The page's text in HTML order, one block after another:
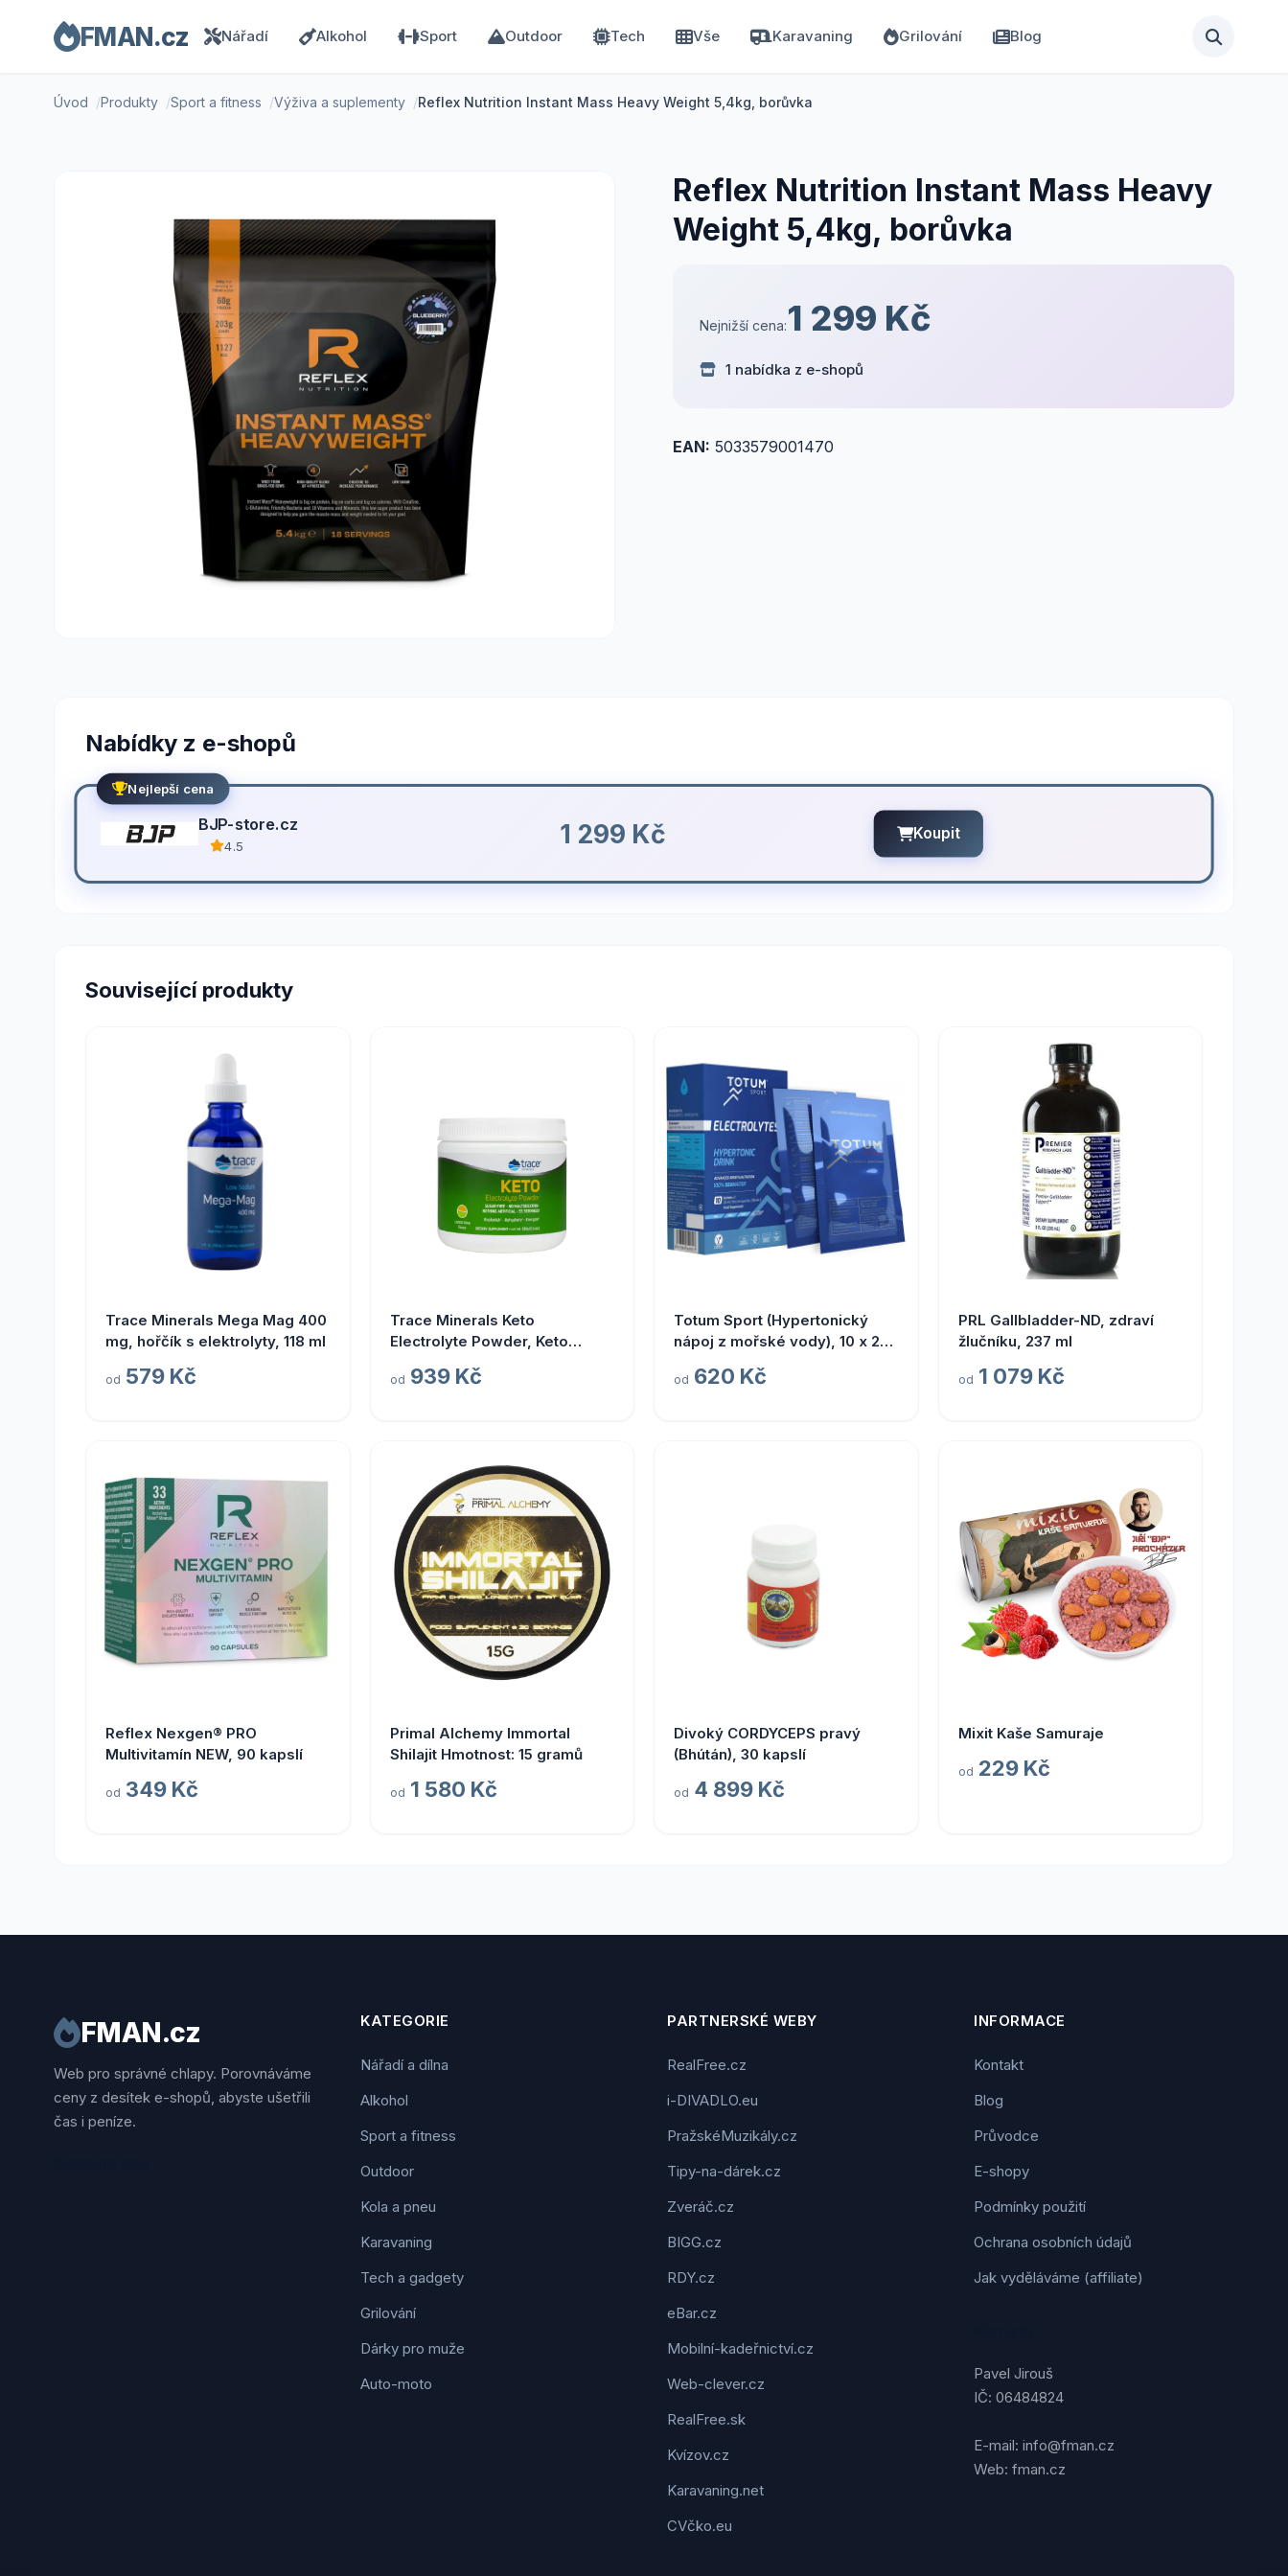
FMAN.cz Nářadí Alkohol Sport Outdoor Tech Vše Karavaning Grilování Blog
Úvod Produkty Sport a fitness Výživa a suplementy Reflex Nutrition Instant Mass Heavy Weight 5,4kg, borůvka
Reflex Nutrition Instant Mass Heavy
Weight 5,4kg, borůvka
Nejnižší cena:1 299 Kč
1 nabídka z e-shopů
EAN: 5033579001470
Nabídky z e-shopů
Nejlepší cena
BJP-store.cz
4.5 1 299 Kč Koupit
Související produkty
Trace Minerals Mega Mag 400
mg, hořčík s elektrolyty, 118 ml
od 579 Kč
Trace Minerals Keto
Electrolyte Powder, Keto
limetka, 330 g
od 939 Kč
Totum Sport (Hypertonický
nápoj z mořské vody), 10 x 20
od 620 Kč
PRL Gallbladder-ND, zdraví
žlučníku, 237 ml
od 1 079 Kč
Reflex Nexgen® PRO
Multivitamín NEW, 90 kapslí
od 349 Kč
Primal Alchemy Immortal
Shilajit Hmotnost: 15 gramů
od 1 580 Kč
Divoký CORDYCEPS pravý
(Bhútán), 30 kapslí
od 4 899 Kč
Mixit Kaše Samuraje
od 229 Kč
FMAN.cz
Web pro správné chlapy. Porovnáváme
ceny z desítek e-shopů, abyste ušetřili
čas i peníze.
KATEGORIE
Nářadí a dílna
Alkohol
Sport a fitness
Outdoor
Kola a pneu
Karavaning
Tech a gadgety
Grilování
Dárky pro muže
Auto-moto
PARTNERSKÉ WEBY
RealFree.cz
i-DIVADLO.eu
PražskéMuzikály.cz
Tipy-na-dárek.cz
Zveráč.cz
BIGG.cz
RDY.cz
eBar.cz
Mobilní-kadeřnictví.cz
Web-clever.cz
RealFree.sk
Kvízov.cz
Karavaning.net
CVčko.eu
INFORMACE
Kontakt
Blog
Průvodce
E-shopy
Podmínky použití
Ochrana osobních údajů
Jak vyděláváme (affiliate)
Pavel Jirouš
IČ: 06484824
E-mail: info@fman.cz
Web: fman.cz